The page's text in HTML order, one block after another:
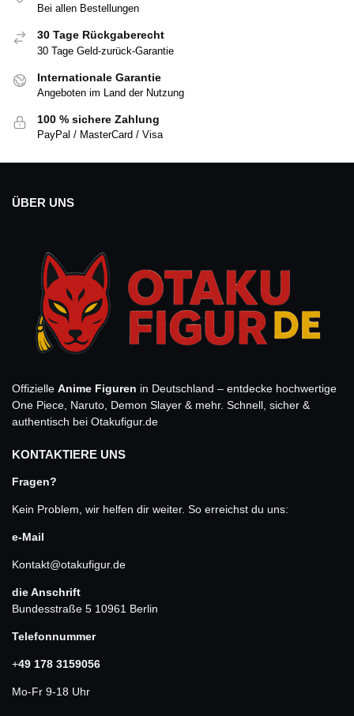
Bei allen Bestellungen
30 Tage Rückgaberecht
30 Tage Geld-zurück-Garantie
Internationale Garantie
Angeboten im Land der Nutzung
100 % sichere Zahlung
PayPal / MasterCard / Visa
ÜBER UNS
Offizielle Anime Figuren in Deutschland – entdecke hochwertige
One Piece, Naruto, Demon Slayer & mehr. Schnell, sicher &
authentisch bei Otakufigur.de
KONTAKTIERE UNS
Fragen?
Kein Problem, wir helfen dir weiter. So erreichst du uns:
e-Mail
Kontakt@otakufigur.de
die Anschrift
Bundesstraße 5 10961 Berlin
Telefonnummer
+49 178 3159056
Mo-Fr 9-18 Uhr